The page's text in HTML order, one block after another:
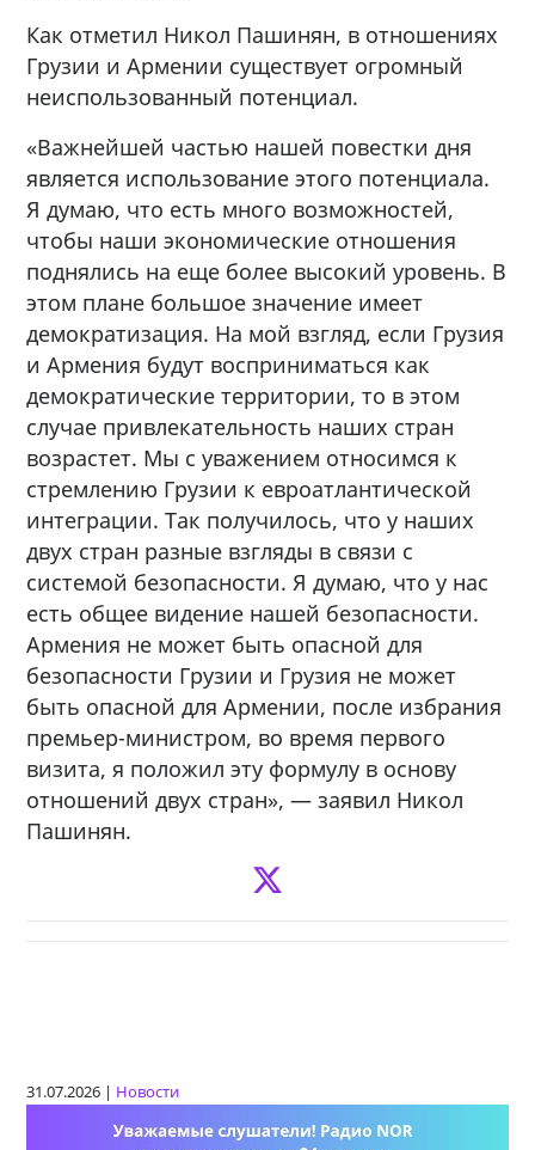
Как отметил Никол Пашинян, в отношениях
Грузии и Армении существует огромный
неиспользованный потенциал.
«Важнейшей частью нашей повестки дня
является использование этого потенциала.
Я думаю, что есть много возможностей,
чтобы наши экономические отношения
поднялись на еще более высокий уровень. В
этом плане большое значение имеет
демократизация. На мой взгляд, если Грузия
и Армения будут восприниматься как
демократические территории, то в этом
случае привлекательность наших стран
возрастет. Мы с уважением относимся к
стремлению Грузии к евроатлантической
интеграции. Так получилось, что у наших
двух стран разные взгляды в связи с
системой безопасности. Я думаю, что у нас
есть общее видение нашей безопасности.
Армения не может быть опасной для
безопасности Грузии и Грузия не может
быть опасной для Армении, после избрания
премьер-министром, во время первого
визита, я положил эту формулу в основу
отношений двух стран», — заявил Никол
Пашинян.
31.07.2026 | Новости